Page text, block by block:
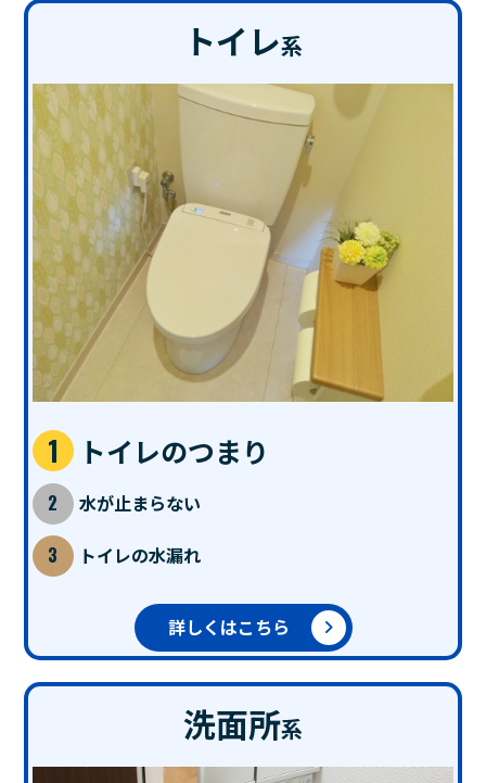
トイレ系
トイレのつまり
水が止まらない
トイレの水漏れ
詳しくはこちら
洗面所系